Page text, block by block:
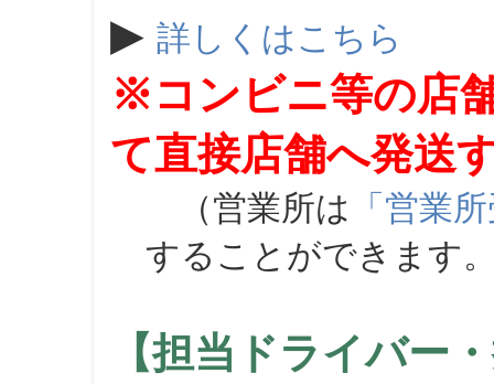
▶ 詳しくはこちら
※コンビニ等の店
て直接店舗へ発送
（営業所は 「営業
することができます
【担当ドライバー